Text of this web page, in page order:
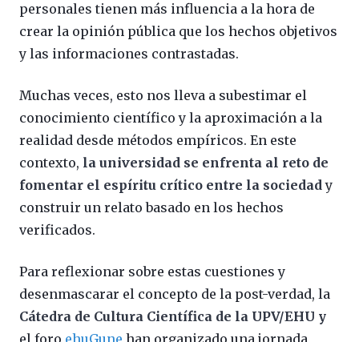
personales tienen más influencia a la hora de
crear la opinión pública que los hechos objetivos
y las informaciones contrastadas.
Muchas veces, esto nos lleva a subestimar el
conocimiento científico y la aproximación a la
realidad desde métodos empíricos. En este
contexto, la universidad se enfrenta al reto de
fomentar el espíritu crítico entre la sociedady
construir un relato basado en los hechos
verificados.
Para reflexionar sobre estas cuestiones y
desenmascarar el concepto de la post-verdad, la
Cátedra de Cultura Científica de la UPV/EHU y